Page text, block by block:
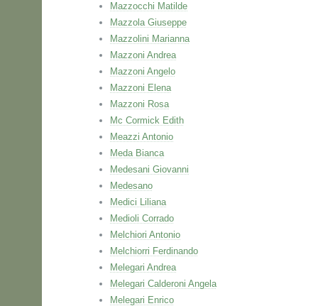
Mazzocchi Matilde
Mazzola Giuseppe
Mazzolini Marianna
Mazzoni Andrea
Mazzoni Angelo
Mazzoni Elena
Mazzoni Rosa
Mc Cormick Edith
Meazzi Antonio
Meda Bianca
Medesani Giovanni
Medesano
Medici Liliana
Medioli Corrado
Melchiori Antonio
Melchiorri Ferdinando
Melegari Andrea
Melegari Calderoni Angela
Melegari Enrico